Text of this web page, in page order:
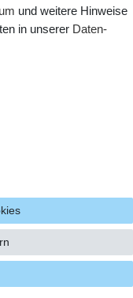
Rechte vorbehalten.
und weitere Hinweise
in unserer Daten­